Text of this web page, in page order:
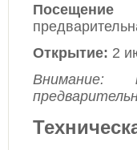
Посещение
Открытие: 2
Внимание: